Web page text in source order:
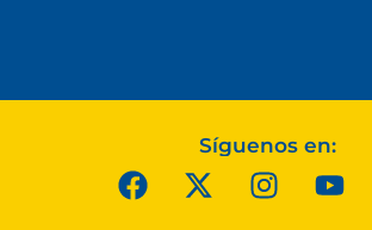
Síguenos en: